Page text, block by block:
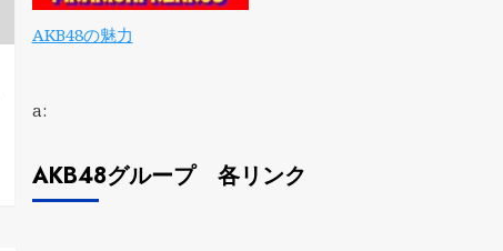
AKB48の魅力
a:
AKB48グループ 各リンク